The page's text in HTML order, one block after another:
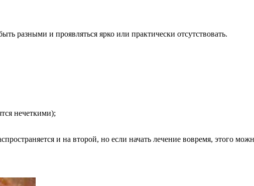
разными и проявляться ярко или практически отсутствовать.
нечеткими);
и на второй, но если начать лечение вовремя, этого